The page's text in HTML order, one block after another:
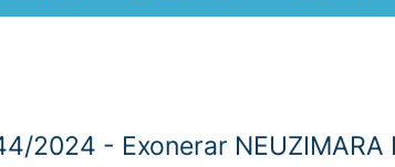
2024 - Exonerar NEUZIMARA